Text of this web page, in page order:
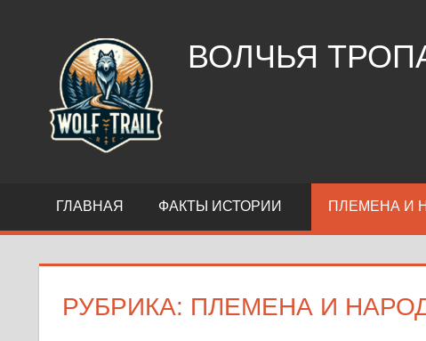
содержимому
ВОЛЧЬЯ
“Волчья
тропа”
—
мир
инуитов,
других
ГЛАВНАЯ ФАКТЫ ИСТОРИИ ПЛЕМЕНА И
РУБРИКА: ПЛЕМЕНА И